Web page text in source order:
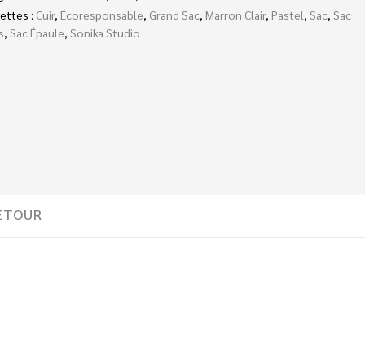
: Cuir, Écoresponsable, Grand Sac, Marron Clair, Pastel, Sac, Sac
, Sac Épaule, Sonika Studio